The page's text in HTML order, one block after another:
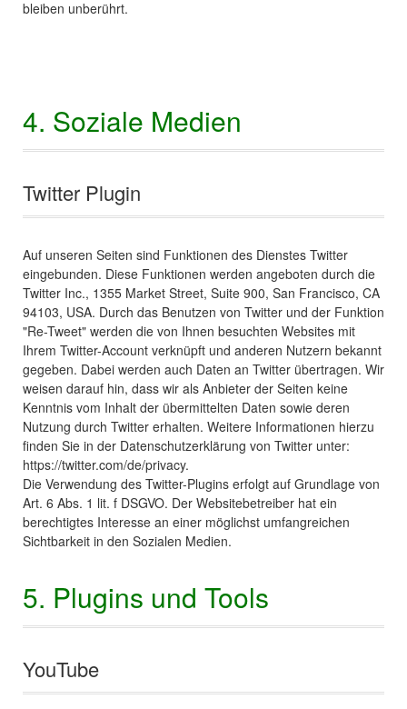
bleiben unberührt.
4. Soziale Medien
Twitter Plugin
Auf unseren Seiten sind Funktionen des Dienstes Twitter
eingebunden. Diese Funktionen werden angeboten durch die
Twitter Inc., 1355 Market Street, Suite 900, San Francisco, CA
94103, USA. Durch das Benutzen von Twitter und der Funktion
"Re-Tweet" werden die von Ihnen besuchten Websites mit
Ihrem Twitter-Account verknüpft und anderen Nutzern bekannt
gegeben. Dabei werden auch Daten an Twitter übertragen. Wir
weisen darauf hin, dass wir als Anbieter der Seiten keine
Kenntnis vom Inhalt der übermittelten Daten sowie deren
Nutzung durch Twitter erhalten. Weitere Informationen hierzu
finden Sie in der Datenschutzerklärung von Twitter unter:
https://twitter.com/de/privacy.
Die Verwendung des Twitter-Plugins erfolgt auf Grundlage von
Art. 6 Abs. 1 lit. f DSGVO. Der Websitebetreiber hat ein
berechtigtes Interesse an einer möglichst umfangreichen
Sichtbarkeit in den Sozialen Medien.
5. Plugins und Tools
YouTube